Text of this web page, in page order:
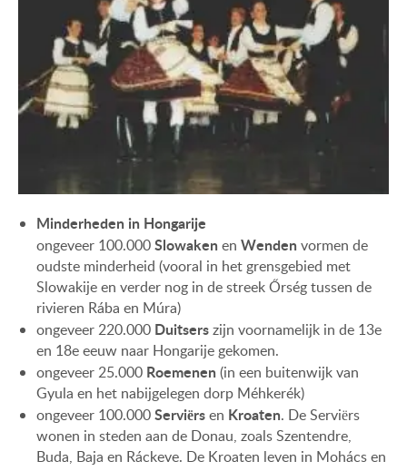
Minderheden in Hongarije
ongeveer 100.000Slowaken en Wenden vormen de
oudste minderheid (vooral in het grensgebied met
Slowakije en verder nog in de streek Őrség tussen de
rivieren Rába en Múra)
ongeveer 220.000 Duitserszijn voornamelijk in de 13e
en 18e eeuw naar Hongarije gekomen.
ongeveer 25.000 Roemenen (in een buitenwijk van
Gyula en het nabijgelegen dorp Méhkerék)
ongeveer 100.000Serviërsen Kroaten. De Serviërs
wonen in steden aan de Donau, zoals Szentendre,
Buda, Baja en Ráckeve. De Kroaten leven in Mohács en